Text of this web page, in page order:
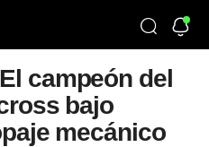
campeón del
bajo
mecánico